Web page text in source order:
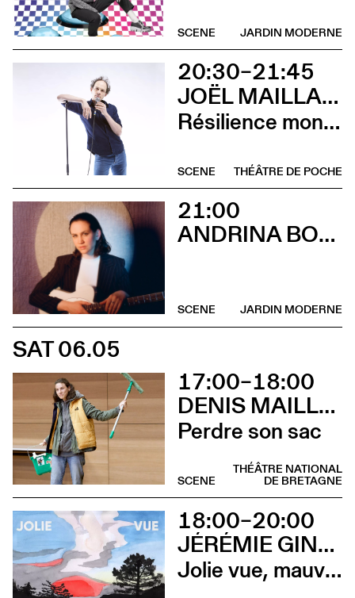
JARDIN MODERNE
SCENE
20:30–21:45
JOËL MAILLARD
Résilience mon cul
THÉÂTRE DE POCHE
SCENE
21:00
ANDRINA BOLLINGER
JARDIN MODERNE
SCENE
SAT 06.05
17:00–18:00
DENIS MAILLEFER ET PASCAL RAMBERT AVEC LOLA GIOUSSE
Perdre son sac
THÉÂTRE NATIONAL
DE BRETAGNE
SCENE
18:00–20:00
JÉRÉMIE GINDRE
Jolie vue, mauvais présage (Vernissage)